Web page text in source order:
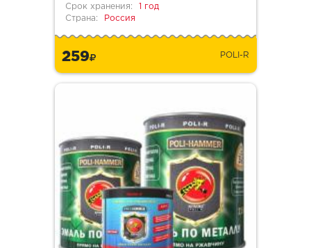
Срок хранения:
1 год
Страна:
Россия
259 POLI-R